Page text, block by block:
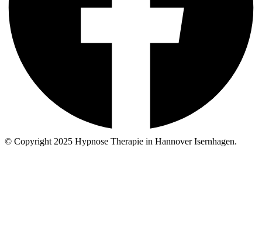
© Copyright 2025 Hypnose Therapie in Hannover Isernhagen.